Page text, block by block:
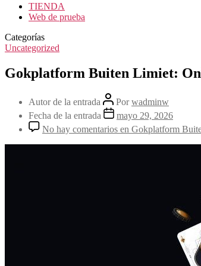
TIENDA
Web de prueba
Categorías
Uncategorized
Gokplatform Buiten Limiet:
Autor de la entrada Porwadminw
Fecha de la entrada
mayo 29, 2026
No hay comentarios en Gokplatform